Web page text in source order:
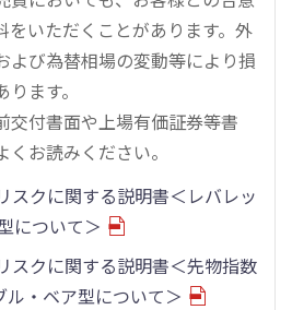
をいただくことがあります。外
よび為替相場の変動等により損
ます。
交付書面や上場有価証券等書
お読みください。
スクに関する説明書＜レバレッ
について＞
スクに関する説明書＜先物指数
・ベア型について＞